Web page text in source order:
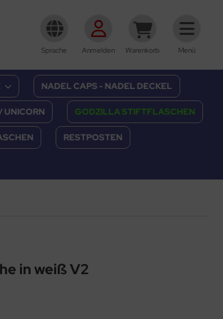
Sprache Anmelden Warenkorb Menü
NADEL CAPS - NADEL DECKEL
UNICORN GODZILLA STIFTFLASCHEN
RESTPOSTEN
in weiß V2